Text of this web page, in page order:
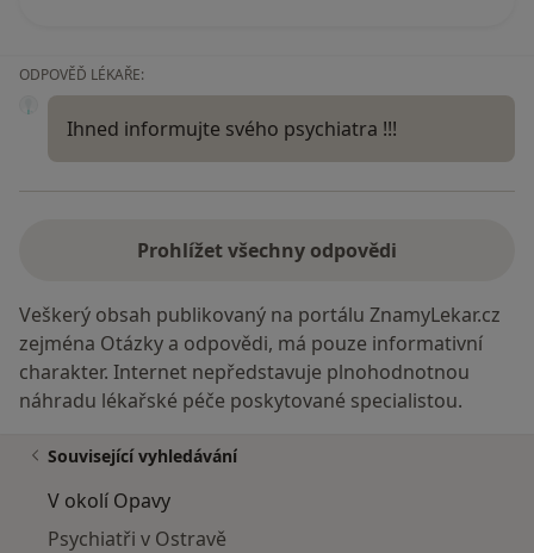
ODPOVĚĎ LÉKAŘE:
Ihned informujte svého psychiatra !!!
Prohlížet všechny odpovědi
Veškerý obsah publikovaný na portálu ZnamyLekar.cz
zejména Otázky a odpovědi, má pouze informativní
charakter. Internet nepředstavuje plnohodnotnou
náhradu lékařské péče poskytované specialistou.
Související vyhledávání
V okolí Opavy
Psychiatři v Ostravě